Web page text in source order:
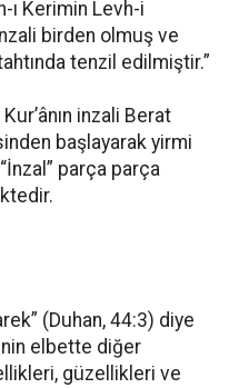
ı Kerimin Levh-i
birden olmuş ve
tenzil edilmiştir.”
inzali Berat
başlayarak yirmi
parça parça
(Duhan, 44:3) diye
elbette diğer
güzellikleri ve